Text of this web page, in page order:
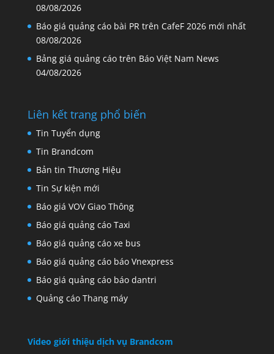
Bảng giá quảng cáo trang CAFEF mới nhất
08/08/2026
Báo giá quảng cáo bài PR trên CafeF 2026 mới nhất
08/08/2026
Bảng giá quảng cáo trên Báo Việt Nam News
Liên kết trang phổ biến
Tin Tuyển dụng
Tin Brandcom
Bản tin Thương Hiệu
Tin Sự kiện mới
Báo giá VOV Giao Thông
Báo giá quảng cáo Taxi
Báo giá quảng cáo xe bus
Báo giá quảng cáo báo Vnexpress
Báo giá quảng cáo báo dantri